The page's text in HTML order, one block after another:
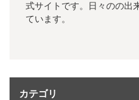
式サイトです。日々のの出
ています。
カテゴリ